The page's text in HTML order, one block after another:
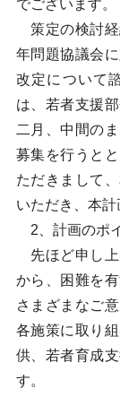
でございます。
策定の検討経
年問題協議会
改定について
は、若者支援
二月、中間の
募集を行うと
ただきまして
いただき、本計
2、計画のポ
先ほど申し上
から、困難を
さまざまなご
各施策に取り
供、若者育成
す。